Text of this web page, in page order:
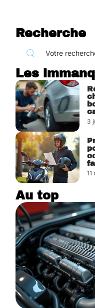
Recherche
Les
3
Au top